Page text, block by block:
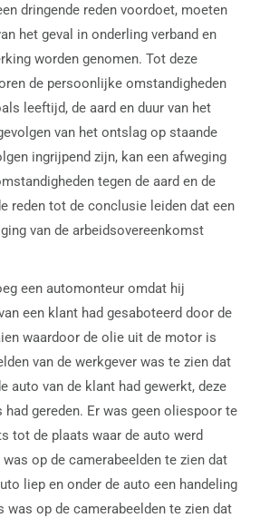
dringende reden voordoet, moeten
het geval in onderling verband en
worden genomen. Tot deze
de persoonlijke omstandigheden
leeftijd, de aard en duur van het
van het ontslag op staande
ingrijpend zijn, kan een afweging
tegen de aard en de
reden tot de conclusie leiden dat een
van de arbeidsovereenkomst
een automonteur omdat hij
een klant had gesaboteerd door de
waardoor de olie uit de motor is
van de werkgever was te zien dat
auto van de klant had gewerkt, deze
had gereden. Er was geen oliespoor te
tot de plaats waar de auto werd
was op de camerabeelden te zien dat
liep en onder de auto een handeling
was op de camerabeelden te zien dat